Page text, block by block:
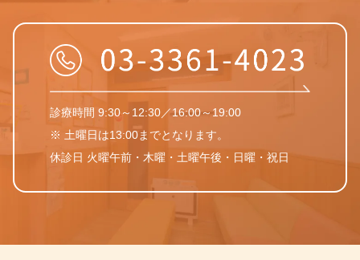
診療時間 9:30～12:30／16:00～19:00
※ 土曜日は13:00までとなります。
休診日 火曜午前・木曜・土曜午後・日曜・祝日